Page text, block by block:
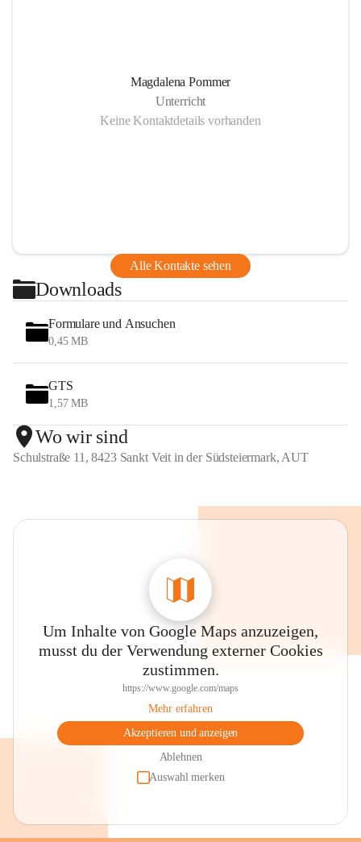
Magdalena Pommer
Unterricht
Keine Kontaktdetails vorhanden
Alle Kontakte sehen
Downloads
Formulare und Ansuchen
0,45 MB
GTS
1,57 MB
Wo wir sind
Schulstraße 11, 8423 Sankt Veit in der Südsteiermark, AUT
Um Inhalte von Google Maps anzuzeigen,
musst du der Verwendung externer Cookies
zustimmen.
https://www.google.com/maps
Mehr erfahren
Akzeptieren und anzeigen
Ablehnen
Auswahl merken